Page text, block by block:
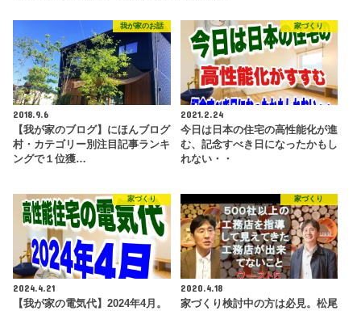
我が家のお話
2018.9.6
【我が家のブログ】にほんブログ
村・カテゴリー別注目記事ランキ
ングで１位獲…
家づくり
2021.2.24
今日は日本の住宅の高性能化が進
む、記念すべき日になったかもし
れない・・
家づくり
2024.4.21
【我が家の電気代】2024年4月。
家づくり
2020.4.18
家づくり検討中の方は必見。松尾